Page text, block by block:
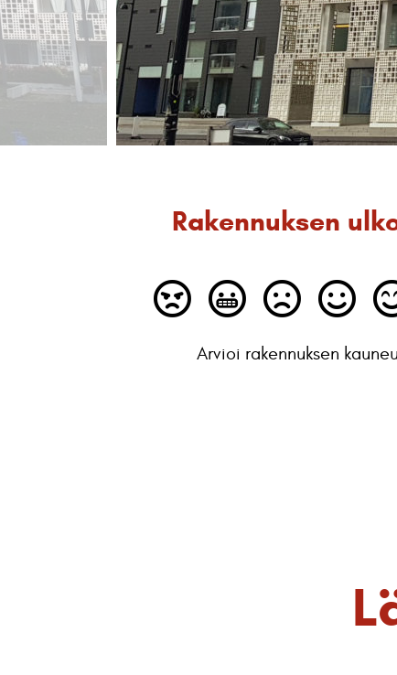
Rakennuksen
Arvioi rakennuksen